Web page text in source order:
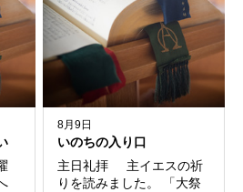
8月9日
いのちの入り口
主日礼拝 主イエスの祈
りを読みました。 「大祭